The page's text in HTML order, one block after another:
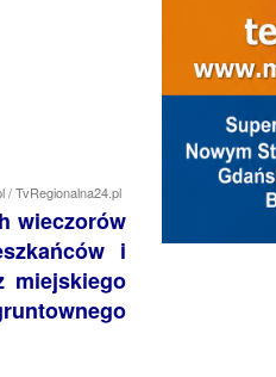
/ TvRegionalna24.pl
wieczorów
i
miejskiego